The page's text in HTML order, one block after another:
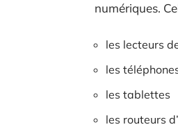
numériques.
les lecteurs
les
les tablettes
les routeurs